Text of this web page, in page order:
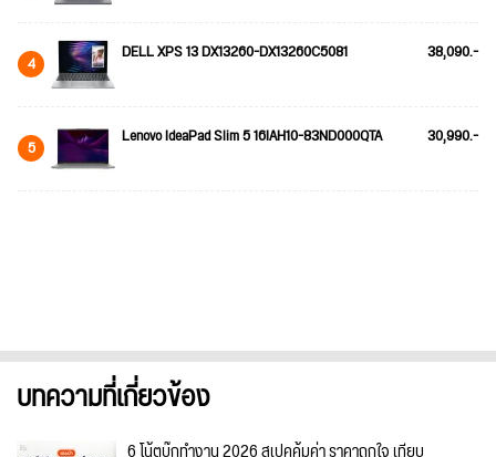
4 DELL XPS 13 DX13260-DX13260C5081 38,090.-
5 Lenovo IdeaPad Slim 5 16IAH10-83ND000QTA 30,990.-
บทความที่เกี่ยวข้อง